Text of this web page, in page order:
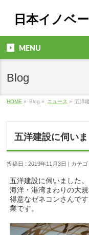
日本イノベ
MENU
Blog
HOME » Blog » ニュース » 五洋
五洋建設に伺いま
投稿日 : 2019年11月3日 | カテゴ
五洋建設に伺いました。
海洋・港湾まわりの大
得意なゼネコンさんで
業です。